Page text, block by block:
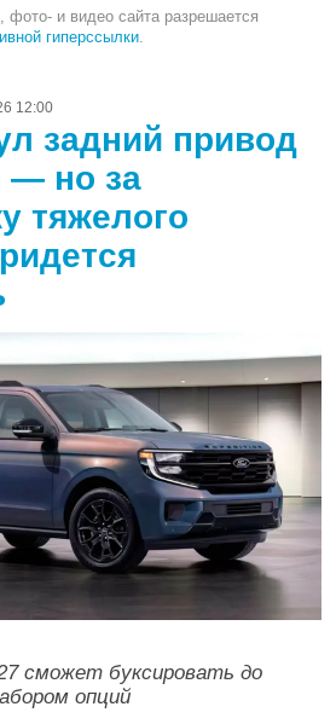
фото- и видео сайта разрешается
гиперссылки
12:00
задний привод
— но за
тяжелого
сможет буксировать до
опций